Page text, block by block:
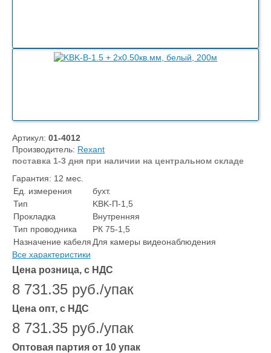
Артикул: 01-4012
Производитель: Rexant
поставка 1-3 дня при наличии на центральном складе
Гарантия: 12 мес.
Ед. измерения
бухт.
Тип
KBK-П-1,5
Прокладка
Внутренняя
Тип проводника
РК 75-1,5
Назначение кабеля Для камеры видеонаблюдения
Все характеристики
Цена розница, с НДС
8 731.35 руб./упак
Цена опт, с НДС
8 731.35 руб./упак
Оптовая партия от 10 упак